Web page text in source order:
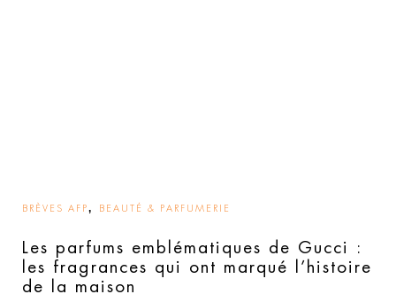
BRÈVES AFP, BEAUTÉ & PARFUMERIE
Les parfums emblématiques de Gucci :
les fragrances qui ont marqué l’histoire
de la maison